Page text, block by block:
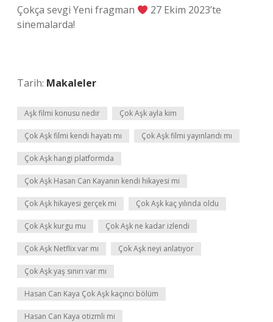
Çokça sevgi Yeni fragman
27 Ekim 2023’te
sinemalarda!
Tarih: Makaleler
Aşk filmi konusu nedir Çok Aşk ayla kim
Çok Aşk filmi kendi hayatı mı Çok Aşk filmi yayınlandı mı
Çok Aşk hangi platformda
Çok Aşk Hasan Can Kayanın kendi hikayesi mi
Çok Aşk hikayesi gerçek mi Çok Aşk kaç yılında oldu
Çok Aşk kurgu mu Çok Aşk ne kadar izlendi
Çok Aşk Netflix var mı Çok Aşk neyi anlatıyor
Çok Aşk yaş sınırı var mı
Hasan Can Kaya Çok Aşk kaçıncı bölüm
Hasan Can Kaya otizmli mi